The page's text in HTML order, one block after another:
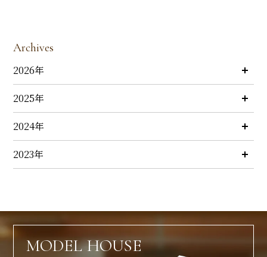
Archives
2026年
2025年
2024年
2023年
MODEL HOUSE